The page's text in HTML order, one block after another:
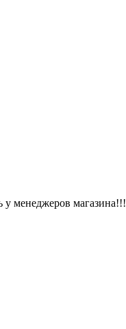
менеджеров магазина!!!